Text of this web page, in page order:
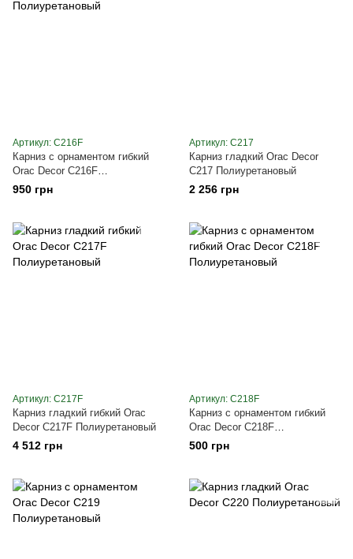
Артикул: C216F
Карниз с орнаментом гибкий
Orac Decor C216F
Полиуретановый
950 грн
Артикул: C217
Карниз гладкий Orac Decor
C217 Полиуретановый
2 256 грн
Артикул: C217F
Карниз гладкий гибкий Orac
Decor C217F Полиуретановый
4 512 грн
Артикул: C218F
Карниз с орнаментом гибкий
Orac Decor C218F
Полиуретановый
500 грн